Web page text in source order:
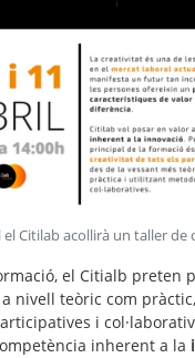
el Citilab acollirà un taller
el Citialb preten
nivell teòric com
i
inherent a la